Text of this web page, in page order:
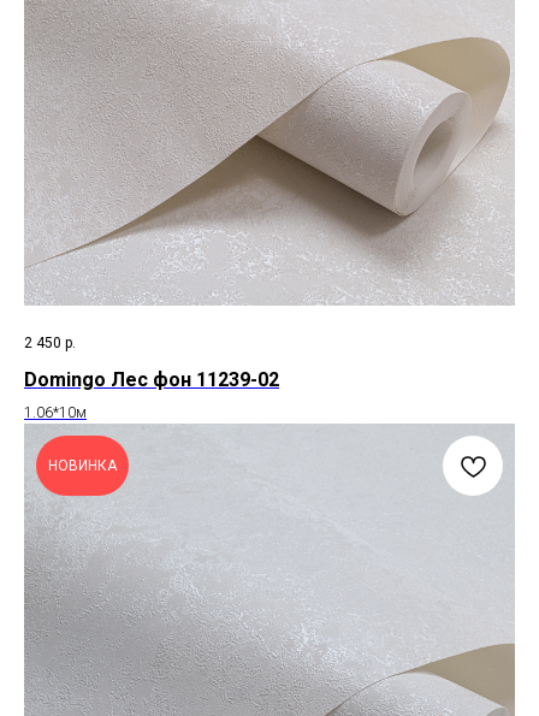
2 450 р.
Domingo Лес фон 11239-02
1.06*10м
НОВИНКА